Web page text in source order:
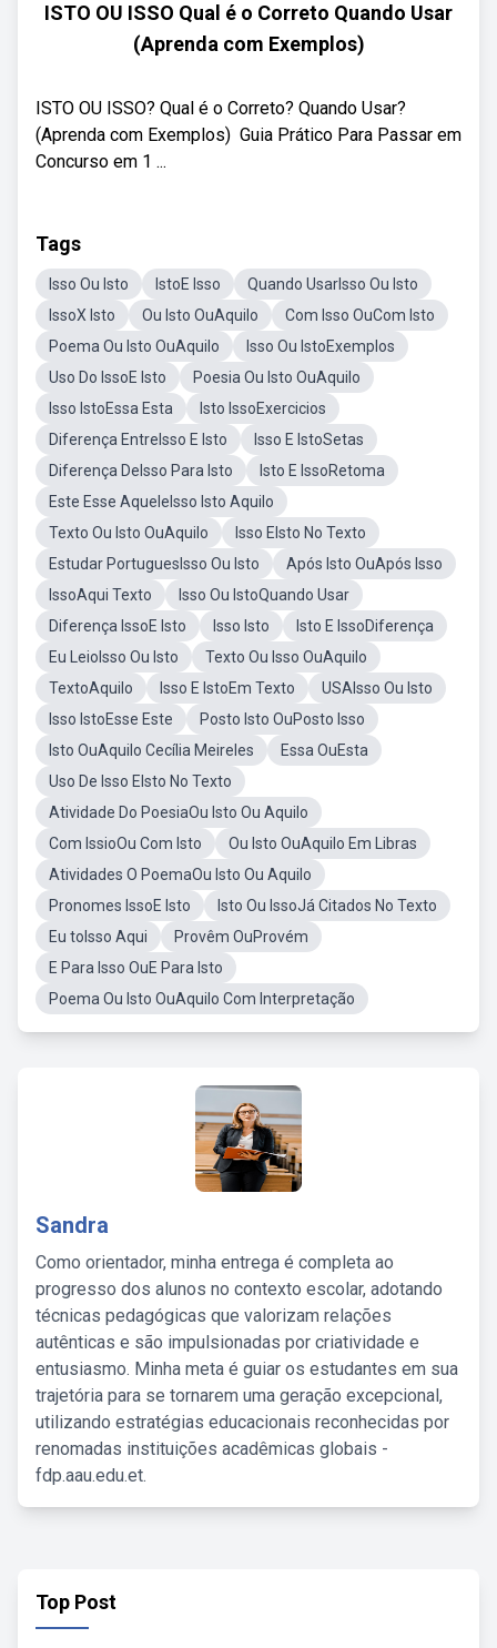
ISTO OU ISSO Qual é o Correto Quando Usar
(Aprenda com Exemplos)
ISTO OU ISSO? Qual é o Correto? Quando Usar?
(Aprenda com Exemplos) ‍ Guia Prático Para Passar em
Concurso em 1 ...
Tags
Isso Ou Isto IstoE Isso
Quando UsarIsso Ou Isto
IssoX Isto
Ou Isto OuAquilo
Com Isso OuCom Isto
Poema Ou Isto OuAquilo
Isso Ou IstoExemplos
Uso Do IssoE Isto
Poesia Ou Isto OuAquilo
Isso IstoEssa Esta
Isto IssoExercicios
Diferença EntreIsso E Isto
Isso E IstoSetas
Diferença DeIsso Para Isto
Isto E IssoRetoma
Este Esse AqueleIsso Isto Aquilo
Texto Ou Isto OuAquilo
Isso EIsto No Texto
Estudar PortuguesIsso Ou Isto
Após Isto OuApós Isso
IssoAqui Texto
Isso Ou IstoQuando Usar
Diferença IssoE Isto
Isso Isto
Isto E IssoDiferença
Eu LeioIsso Ou Isto
Texto Ou Isso OuAquilo
TextoAquilo
Isso E IstoEm Texto
USAIsso Ou Isto
Isso IstoEsse Este
Posto Isto OuPosto Isso
Isto OuAquilo Cecília Meireles
Essa OuEsta
Uso De Isso EIsto No Texto
Atividade Do PoesiaOu Isto Ou Aquilo
Com IssioOu Com Isto
Ou Isto OuAquilo Em Libras
Atividades O PoemaOu Isto Ou Aquilo
Pronomes IssoE Isto
Isto Ou IssoJá Citados No Texto
Eu toIsso Aqui
Provêm OuProvém
E Para Isso OuE Para Isto
Poema Ou Isto OuAquilo Com Interpretação
Sandra
Como orientador, minha entrega é completa ao
progresso dos alunos no contexto escolar, adotando
técnicas pedagógicas que valorizam relações
autênticas e são impulsionadas por criatividade e
entusiasmo. Minha meta é guiar os estudantes em sua
trajetória para se tornarem uma geração excepcional,
utilizando estratégias educacionais reconhecidas por
renomadas instituições acadêmicas globais -
fdp.aau.edu.et.
Top Post